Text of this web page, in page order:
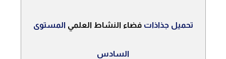
تحميل جذاذاتفضاء النشاط العلمي المستوى
السادس